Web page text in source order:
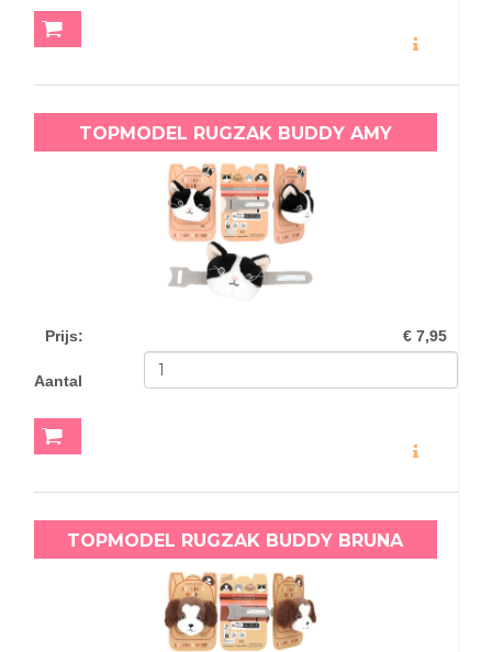
TOPMODEL RUGZAK BUDDY AMY
Prijs: € 7,95
Aantal
TOPMODEL RUGZAK BUDDY BRUNA